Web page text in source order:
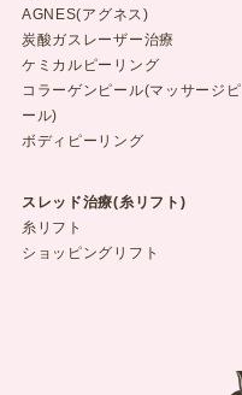
AGNES(アグネス)
炭酸ガスレーザー治療
ケミカルピーリング
コラーゲンピール(マッサージピ
ール)
ボディピーリング
スレッド治療(糸リフト)
糸リフト
ショッピングリフト